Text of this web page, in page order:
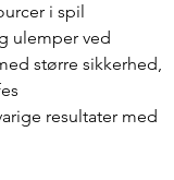
i spil
ulemper ved
større sikkerhed,
resultater med